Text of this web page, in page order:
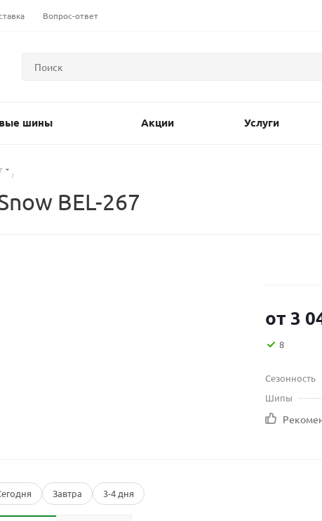
Вопрос-ответ
шины Акции Услуги
BEL-267
от3
8
Сезонность
Шипы
Завтра 3-4 дня